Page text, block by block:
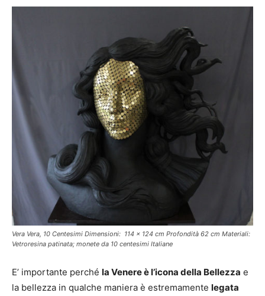
Vera Vera, 10 Centesimi Dimensioni: 114 x 124 cm Profondità 62 cm Materiali:
Vetroresina patinata; monete da 10 centesimi Italiane
E’ importante perché la Venere è l’icona della Bellezza e
la bellezza in qualche maniera è estremamente legata